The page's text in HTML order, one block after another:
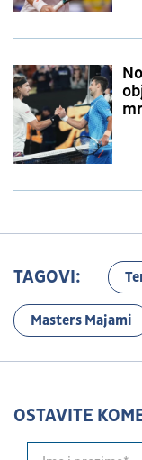
TAGOVI:
Masters Majami
OSTAVITE